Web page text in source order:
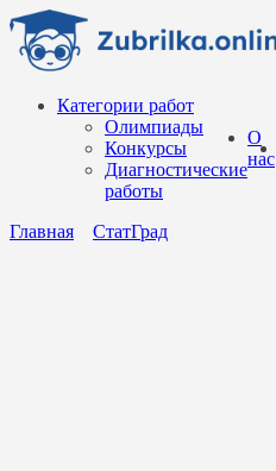
Перейти
содержанию
Категории работ
Олимпиады
Конкурсы
Диагностические
работы
О
нас
Главная СтатГрад